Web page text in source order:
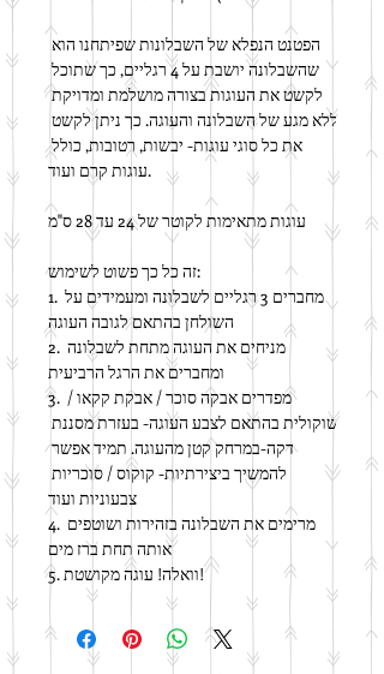
לקשט את העוגות בצורה מושלמת ומדויקת
את כל סוגי עוגות- יבשות, רטובות, כולל
עוגות קרם ועוד.
עוגות מתאימות לקוטר של 24 עד 28 ס"מ
זה כל כך פשוט לשימוש:
1. מחברים 3 רגליים לשבלונה ומעמידים על
השולחן בהתאם לגובה העוגה
2. מניחים את העוגה מתחת לשבלונה
ומחברים את הרגל הרביעית
3. מפדרים אבקה סוכר / אבקת קקאו /
דקה-במרחק קטן מהעוגה. תמיד אפשר
צבעוניות ועוד
4. מרימים את השבלונה בזהירות ושוטפים
אותה תחת ברז מים
5. וואלה! עוגה מקושטת!